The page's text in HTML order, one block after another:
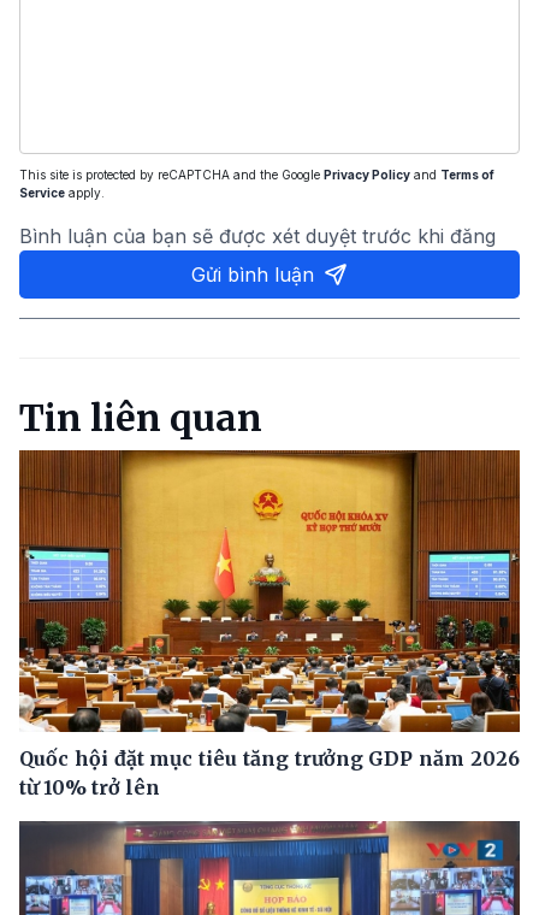
This site is protected by reCAPTCHA and the Google Privacy Policy and Terms of
Service apply.
Bình luận của bạn sẽ được xét duyệt trước khi đăng
Gửi bình luận
Tin liên quan
Quốc hội đặt mục tiêu tăng trưởng GDP năm 2026
từ 10% trở lên